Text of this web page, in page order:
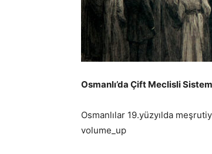
Osmanlı’da Çift Meclisli Sistem
Osmanlılar 19.yüzyılda
volume_up